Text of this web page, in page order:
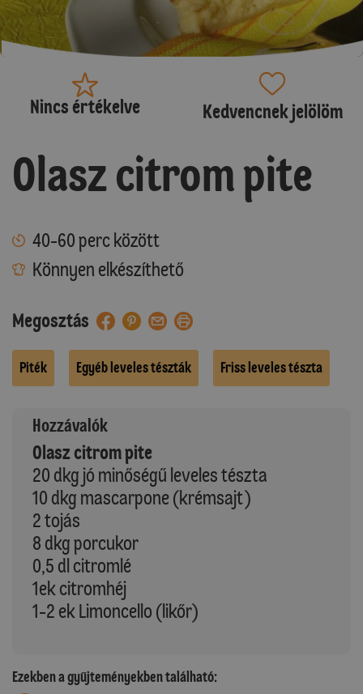
Nincs értékelve Kedvencnek jelölöm
Olasz citrom pite
40-60 perc között
Könnyen elkészíthető
Megosztás
Piték Egyéb leveles tészták Friss leveles tészta
Hozzávalók
Olasz citrom pite
20 dkg jó minőségű leveles tészta
10 dkg mascarpone (krémsajt)
2 tojás
8 dkg porcukor
0,5 dl citromlé
1ek citromhéj
1-2 ek Limoncello (likőr)
Ezekben a gyűjteményekben található: